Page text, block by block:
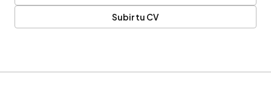
Subir tu CV